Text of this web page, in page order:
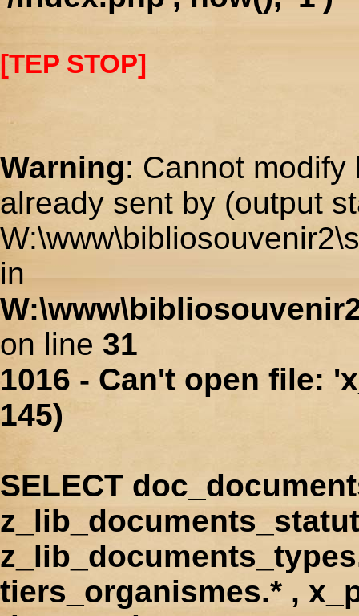
[TEP STOP]
Warning: Cannot
already sent by (output
in
on line 31
1016 - Can't open file:
145)
SELECT
tiers_organismes.* ,